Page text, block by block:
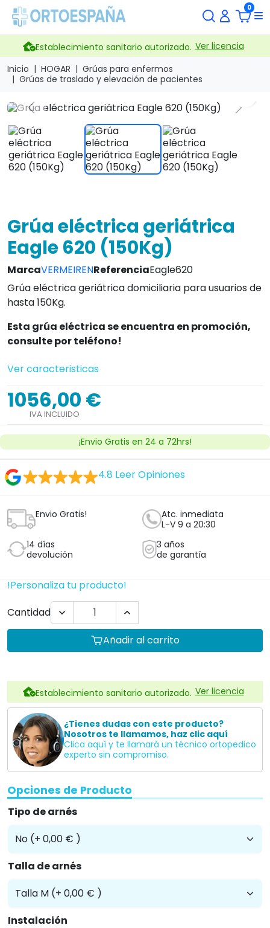
0
Establecimiento sanitario autorizado. Ver licencia
Inicio
HOGAR
Grúas para enfermos
Grúas de traslado y elevación de pacientes
Previous Next
Grúa eléctrica geriátrica
Eagle 620 (150Kg)
MarcaVERMEIRENReferenciaEagle620
Grúa eléctrica geriátrica domiciliaria para usuarios de
hasta 150Kg.
Esta grúa eléctrica se encuentra en promoción,
consulte por teléfono!
Ver caracteristicas
1056,00 €
IVA INCLUIDO
¡Envio Gratis en 24 a 72hrs!
4.8 Leer Opiniones
Envio Gratis!
Atc. inmediata
L-V 9 a 20:30
14 días
devolución
3 años
de garantía
!Personaliza tu producto!
Cantidad
 
Añadir al carrito
Establecimiento sanitario autorizado. Ver licencia
¿Tienes dudas con este producto?
Nosotros te llamamos, haz clic aquí
Clica aquí y te llamará un técnico ortopedico
experto sin compromiso.
Opciones de Producto
Tipo de arnés
Talla de arnés
Instalación